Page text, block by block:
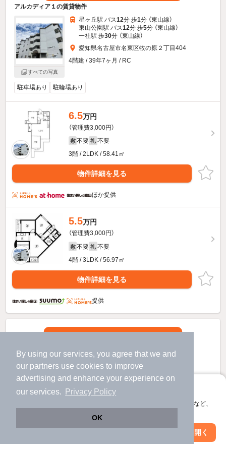
By using our services, you agree that we and
our partners use cookies to improve
advertising and enhance your experience on
our services.
Privacy Policy
OK
アプリに切り替えて、サクサクお部屋探し
会員登録なしですぐ使える。マップ検索やお気に入り保存など、
アプリを開く
アルカディア１の賃貸物件
すべての写真
星ヶ丘駅 バス12分 歩1分 （東山線）
東山公園駅 バス12分 歩5分 （東山線）
一社駅 歩30分 （東山線）
愛知県名古屋市名東区牧の原２丁目404
4階建 / 39年7ヶ月 / RC
駐車場あり 駐輪場あり
6.5万円
（管理費3,000円）
敷 不要 礼 不要
3階 / 2LDK / 58.41㎡
物件詳細を見る
ほか提供
5.5万円
（管理費3,000円）
敷 不要 礼 不要
4階 / 3LDK / 56.97㎡
物件詳細を見る
提供
絞り込み条件を変更